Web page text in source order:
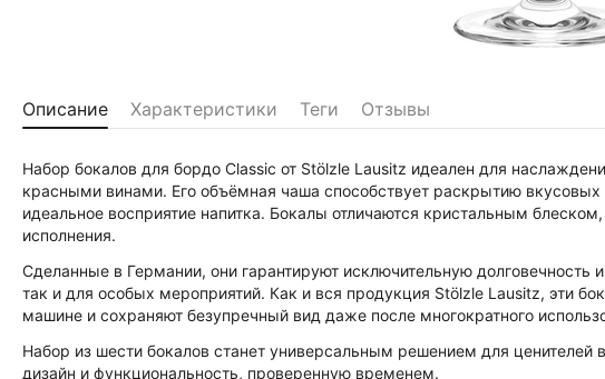
Описание Характеристики Теги Отзывы
Набор бокалов для бордо Classic от Stölzle Lausitz идеален для
красными винами. Его объёмная чаша способствует раскрытию вкусовых
идеальное восприятие напитка. Бокалы отличаются кристальным
исполнения.
Сделанные в Германии, они гарантируют исключительную долговечность
так и для особых мероприятий. Как и вся продукция Stölzle Lausitz, эти
машине и сохраняют безупречный вид даже после многократного
Набор из шести бокалов станет универсальным решением для ценителей
дизайн и функциональность, проверенную временем.